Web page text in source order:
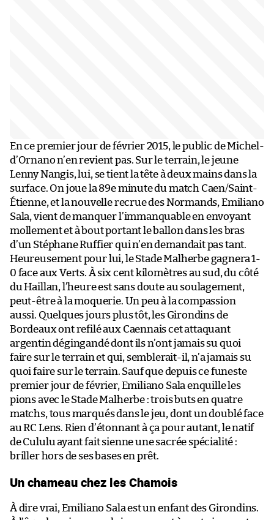
En ce premier jour de février 2015, le public de Michel-
d’Ornano n’en revient pas. Sur le terrain, le jeune
Lenny Nangis, lui, se tient la tête à deux mains dans la
surface. On joue la 89e minute du match Caen/Saint-
Étienne, et la nouvelle recrue des Normands, Emiliano
Sala, vient de manquer l’immanquable en envoyant
mollement et à bout portant le ballon dans les bras
d’un Stéphane Ruffier qui n’en demandait pas tant.
Heureusement pour lui, le Stade Malherbe gagnera 1-
0 face aux Verts. À six cent kilomètres au sud, du côté
du Haillan, l’heure est sans doute au soulagement,
peut-être à la moquerie. Un peu à la compassion
aussi. Quelques jours plus tôt, les Girondins de
Bordeaux ont refilé aux Caennais cet attaquant
argentin dégingandé dont ils n’ont jamais su quoi
faire sur le terrain et qui, semblerait-il, n’a jamais su
quoi faire sur le terrain. Sauf que depuis ce funeste
premier jour de février, Emiliano Sala enquille les
pions avec le Stade Malherbe : trois buts en quatre
matchs, tous marqués dans le jeu, dont un doublé face
au RC Lens. Rien d’étonnant à ça pour autant, le natif
de Cululu ayant fait sienne une sacrée spécialité :
briller hors de ses bases en prêt.
Un chameau chez les Chamois
À dire vrai, Emiliano Sala est un enfant des Girondins.